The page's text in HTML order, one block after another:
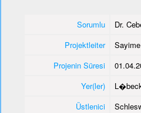
Sorumlu
Dr.
Projektleiter
Projenin Süresi
Yer(ler)
Üstlenici